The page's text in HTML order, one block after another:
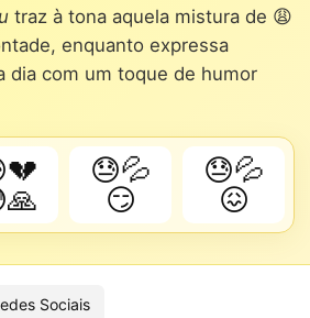
traz à tona aquela mistura de 😩
enquanto expressa
dia com um toque de humor
😓💦
😏
😓💦
😖
Sociais